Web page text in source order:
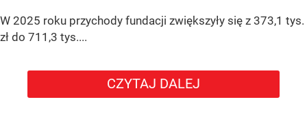
W 2025 roku przychody fundacji zwiększyły się z 373,1 tys.
zł do 711,3 tys....
CZYTAJ DALEJ